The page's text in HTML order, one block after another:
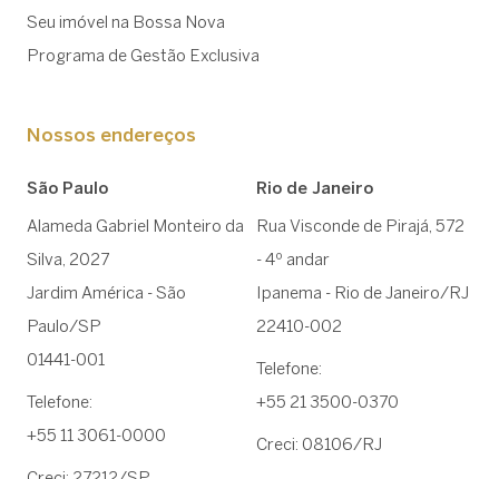
Seu imóvel na Bossa Nova
Programa de Gestão Exclusiva
Nossos endereços
São Paulo
Alameda Gabriel Monteiro da
Silva, 2027
Jardim América - São
Paulo/SP
01441-001
Telefone:
+55 11 3061-0000
Rio de Janeiro
Rua Visconde de Pirajá, 572
- 4º andar
Ipanema - Rio de Janeiro/RJ
22410-002
Telefone:
+55 21 3500-0370
Creci: 08106/RJ